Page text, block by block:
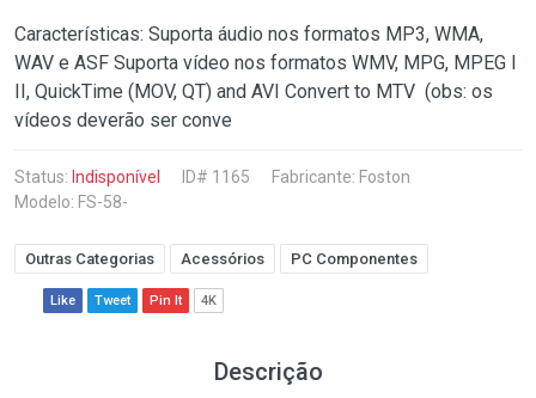
Características: Suporta áudio nos formatos MP3, WMA,
WAV e ASF Suporta vídeo nos formatos WMV, MPG, MPEG I
II, QuickTime (MOV, QT) and AVI Convert to MTV (obs: os
vídeos deverão ser conve
Status: Indisponível ID# 1165 Fabricante: Foston
Modelo: FS-58-
Outras Categorias Acessórios PC Componentes
Like Tweet Pin It 4K
Descrição